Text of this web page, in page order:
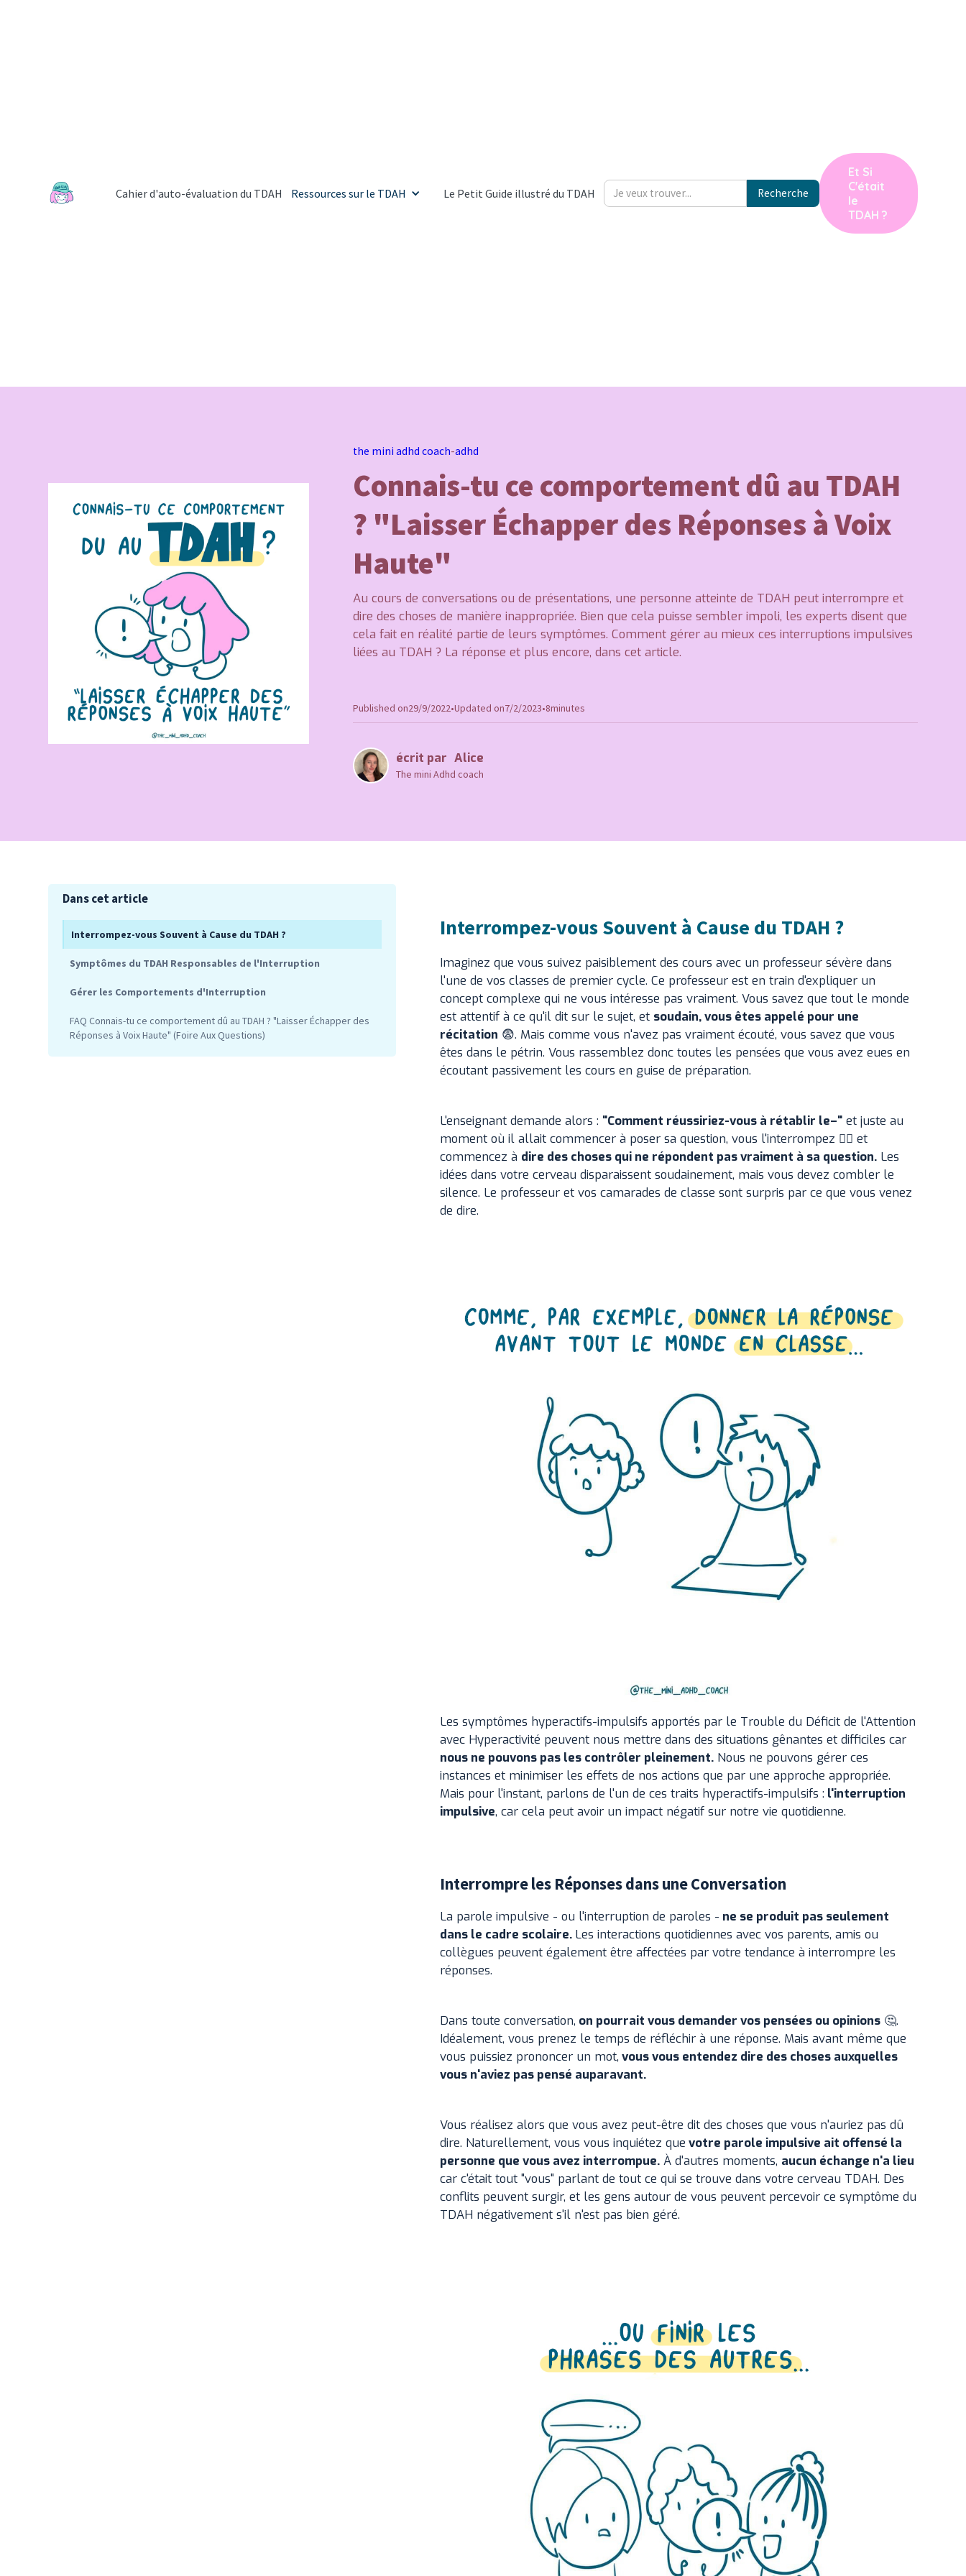
Cahier d'auto-évaluation du TDAH Ressources sur le TDAH Le Petit Guide illustré du TDAH
Et Si
C'était
le
TDAH ?
the mini adhd coach-adhd
Connais-tu ce comportement dû au TDAH
? "Laisser Échapper des Réponses à Voix
Haute"
Au cours de conversations ou de présentations, une personne atteinte de TDAH peut interrompre et
dire des choses de manière inappropriée. Bien que cela puisse sembler impoli, les experts disent que
cela fait en réalité partie de leurs symptômes. Comment gérer au mieux ces interruptions impulsives
liées au TDAH ? La réponse et plus encore, dans cet article.
Published on29/9/2022•Updated on7/2/2023•8minutes
écrit par Alice
The mini Adhd coach
Dans cet article
Interrompez-vous Souvent à Cause du TDAH ?
Symptômes du TDAH Responsables de l'Interruption
Gérer les Comportements d'Interruption
FAQ Connais-tu ce comportement dû au TDAH ? "Laisser Échapper des
Réponses à Voix Haute" (Foire Aux Questions)
Interrompez-vous Souvent à Cause du TDAH ?
Imaginez que vous suivez paisiblement des cours avec un professeur sévère dans
l'une de vos classes de premier cycle. Ce professeur est en train d'expliquer un
concept complexe qui ne vous intéresse pas vraiment. Vous savez que tout le monde
est attentif à ce qu'il dit sur le sujet, et soudain, vous êtes appelé pour une
récitation 😨. Mais comme vous n'avez pas vraiment écouté, vous savez que vous
êtes dans le pétrin. Vous rassemblez donc toutes les pensées que vous avez eues en
écoutant passivement les cours en guise de préparation.
L'enseignant demande alors : "Comment réussiriez-vous à rétablir le–"et juste au
moment où il allait commencer à poser sa question, vous l'interrompez 🙋‍♀️ et
commencez à dire des choses qui ne répondent pas vraiment à sa question.Les
idées dans votre cerveau disparaissent soudainement, mais vous devez combler le
silence. Le professeur et vos camarades de classe sont surpris par ce que vous venez
de dire.
Les symptômes hyperactifs-impulsifs apportés par le Trouble du Déficit de l'Attention
avec Hyperactivité peuvent nous mettre dans des situations gênantes et difficiles car
nous ne pouvons pas les contrôler pleinement.Nous ne pouvons gérer ces
instances et minimiser les effets de nos actions que par une approche appropriée.
Mais pour l'instant, parlons de l'un de ces traits hyperactifs-impulsifs : l'interruption
impulsive, car cela peut avoir un impact négatif sur notre vie quotidienne.
Interrompre les Réponses dans une Conversation
La parole impulsive - ou l'interruption de paroles - ne se produit pas seulement
dans le cadre scolaire. Les interactions quotidiennes avec vos parents, amis ou
collègues peuvent également être affectées par votre tendance à interrompre les
réponses.
Dans toute conversation, on pourrait vous demander vos pensées ou opinions🤔.
Idéalement, vous prenez le temps de réfléchir à une réponse. Mais avant même que
vous puissiez prononcer un mot, vous vous entendez dire des choses auxquelles
vous n'aviez pas pensé auparavant.
Vous réalisez alors que vous avez peut-être dit des choses que vous n'auriez pas dû
dire. Naturellement, vous vous inquiétez que votre parole impulsive ait offensé la
personne que vous avez interrompue.À d'autres moments, aucun échange n'a lieu
car c'était tout "vous" parlant de tout ce qui se trouve dans votre cerveau TDAH. Des
conflits peuvent surgir, et les gens autour de vous peuvent percevoir ce symptôme du
TDAH négativement s'il n'est pas bien géré.